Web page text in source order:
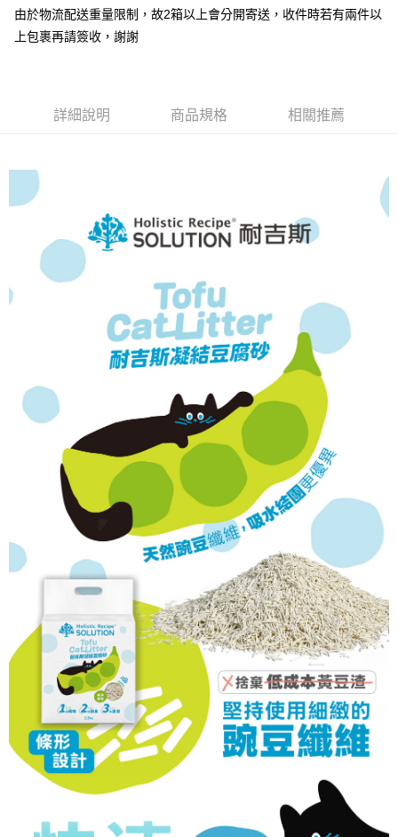
台新國際商業銀行
中國信託商業銀行
台灣樂天信用卡公司
全盈+PAY
1.本服務由台灣大哥大提供，台灣大哥大用戶可立即使用無須另外申請。
3.實際核准額度、可分期數及費用金額請依後續交易確認頁面所載為準。
4.訂單成立30分鐘內，如未前往確認交易或遇審核未通過，訂單將自動取
法說明評估內容。
【繳款方式說明】
1.分期款項不併入電信帳單，「大哥付你分期」於每月結算日後寄送繳費提
醒簡訊。
2.透過簡訊連結打開帳單後，可選擇「超商條碼／台灣大直營門市／銀行轉
帳／街口支付／iPASS MONEY」等通路繳費。
1.本服務係由「台灣大哥大股份有限公司」（以下簡稱本公司）所提供，讓
用戶於交易時，得透過本服務購買商品或服務，並由商店將買賣／分期付款
買賣價金債權讓與本公司後，依約使用本公司帳單繳交帳款。
2.基於同意付款使用「大哥付你分期」之契約關係目的，商店將以您的個人
資料（包含姓名、電話或地址）提供予台灣大哥大進項蒐集、處理及利用，
由本公司與您本人進行分期帳單所需資料之確認、核對及更正。
3.完整用戶服務條款，請詳閱以下連結：
https://oppay.tw/userRule
AFTEE先享後付
AFTEE先享後付是「在收到商品之後才付款」的支付方式。 讓您購物簡單
１．簡單：不需註冊會員、不需綁卡、不需儲值。
２．便利：只要手機號碼，簡訊認證，即可結帳。
３．安心：先確認商品／服務後，再付款。
【「AFTEE先享後付」結帳流程】
１．於結帳方式選擇「AFTEE先享後付」後，將跳轉至「AFTEE先享後付」
結帳頁面，進行簡訊認證並確認金額後，即可完成結帳。
２．訂單成立數日內，您將收到繳費通知簡訊。
３．收到繳費通知簡訊後14天內，點擊此簡訊中的連結，可透過四大超商／
ATM／網路銀行／等多元方式進行付款，方視為交易完成。
※ 請注意：結帳手續完成當下不需立刻繳費，但若您需要取消訂單，請聯絡
購買商品的店家。未經商家同意取消之訂單仍視為有效，需透過AFTEE先享
後付繳納相關費用。
※ 交易是否成功請以「AFTEE先享後付 」之結帳頁面顯示為準，若有關於
是否繳費成功／繳費後需取消欲退款等相關疑問，請聯繫「AFTEE先享後付
客戶支援中心」
https://netprotections.freshdesk.com/support/home
【注意事項】
１．透過由恩沛科技股份有限公司提供之「AFTEE先享後付」服務完成之交
易，需依本服務之必要範圍內提供個人資料，並將交易相關給付款項請求債
權轉讓予恩沛科技股份有限公司。
２．關於個人資料處理事宜，請瀏覽以下網址：
https://aftee.tw/terms/#terms3
３．未成年的使用者請事先徵得法定代理人或監護人之同意方可使用
「AFTEE先享後付」，若未經同意申辦者引起之損失，本公司不負相關責
４．使用「AFTEE先享後付」時，將依據個別帳號之用戶狀況，依本公司即
時審查核予不同之上限額度；若仍有額度不足之情形，本公司將視審查結果
請求用戶進行身份認證。
５．嚴禁一人註冊多個帳號或使用他人資訊註冊。若發現惡意使用之情形，
恩沛科技股份有限公司將有權停止該用戶之使用額度並採取法律行動。
貨到付款
運送方式
本島宅配
每筆NT$95，滿NT$1,000(含以上)免運費
貨到付款
每筆NT$95，滿NT$1,000(含以上)免運費
由於物流配送重量限制，故2箱以上會分開寄送，收件時若有兩件以
上包裹再請簽收，謝謝
詳細說明 商品規格 相關推薦